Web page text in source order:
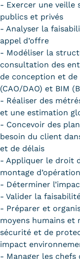
- Exercer une veille
publics et privés
- Analyser la
appel d’offre
- Modéliser la
consultation des
de conception et
(CAO/DAO) et BIM
- Réaliser des
et une estimation
- Concevoir des
besoin du client
et de délais
- Appliquer le droit
montage
- Déterminer
- Valider la
- Préparer et
moyens humains
sécurité et de
impact
- Manager les chefs